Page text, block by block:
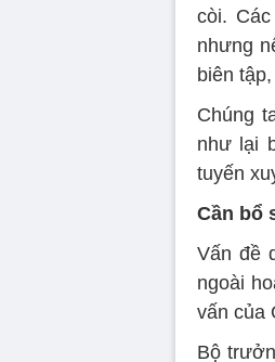
còi.
nhưng
biên
Chúng
như lại
tuyến
Cần bổ
Vấn đề
ngoài
vấn của
Bộ